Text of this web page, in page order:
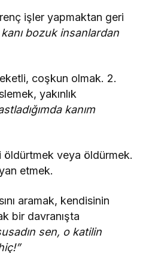
işler yapmaktan geri
bozuk insanlardan
coşkun olmak. 2.
yakınlık
kanım
öldürtmek veya öldürmek.
etmek.
aramak, kendisinin
bir davranışta
sen, o katilin